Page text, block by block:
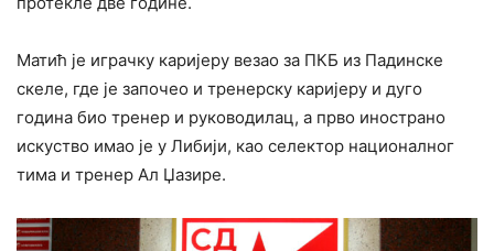
Матић је играчку каријеру везао за ПКБ из Падинске
скеле, где је започео и тренерску каријеру и дуго
година био тренер и руководилац, а прво инострано
искуство имао је у Либији, као селектор националног
тима и тренер Ал Џазире.